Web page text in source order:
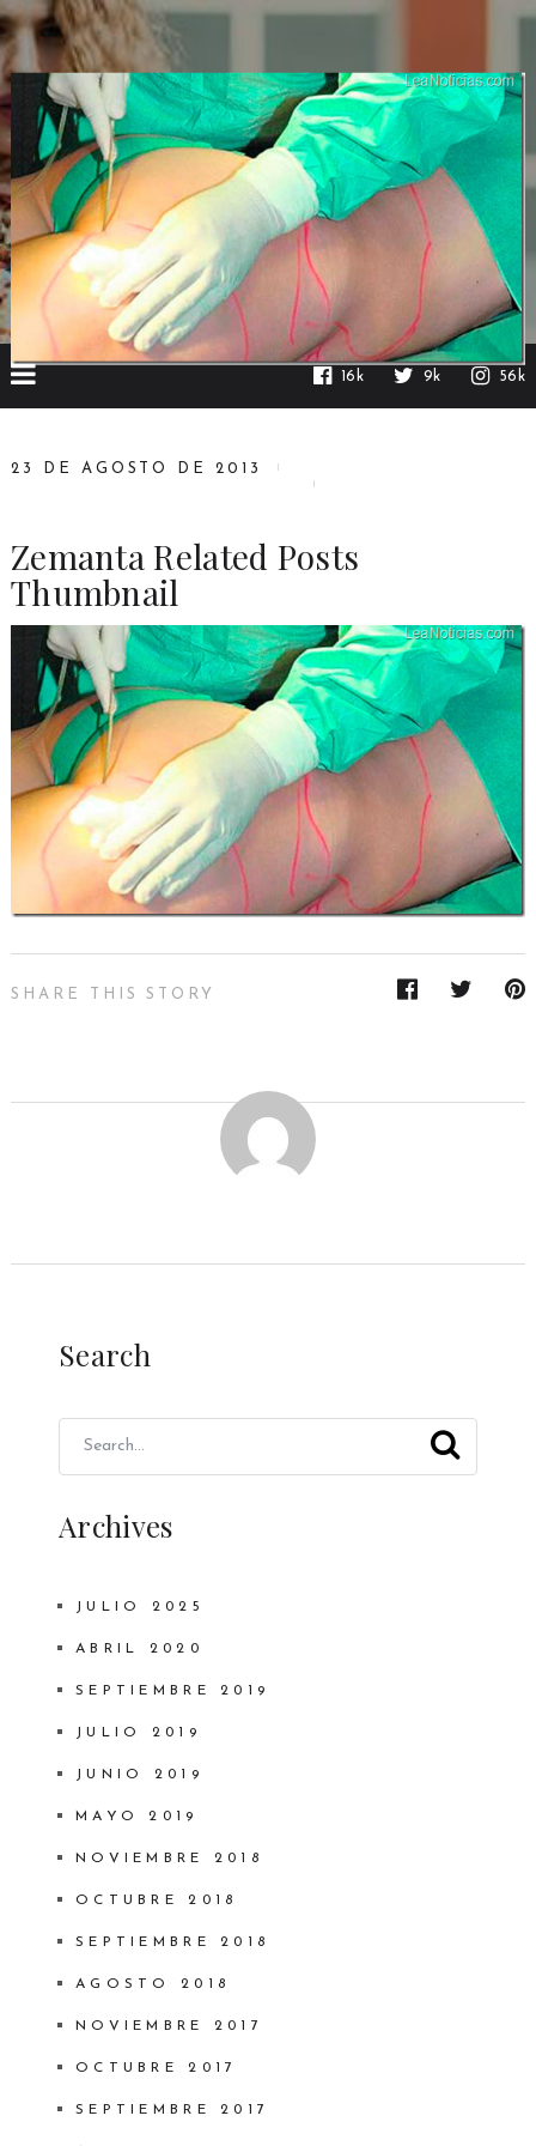
16k 9k 56k
23 DE AGOSTO DE 2013
Zemanta Related Posts
Thumbnail
SHARE THIS STORY
Search
Archives
JULIO 2025
ABRIL 2020
SEPTIEMBRE 2019
JULIO 2019
JUNIO 2019
MAYO 2019
NOVIEMBRE 2018
OCTUBRE 2018
SEPTIEMBRE 2018
AGOSTO 2018
NOVIEMBRE 2017
OCTUBRE 2017
SEPTIEMBRE 2017